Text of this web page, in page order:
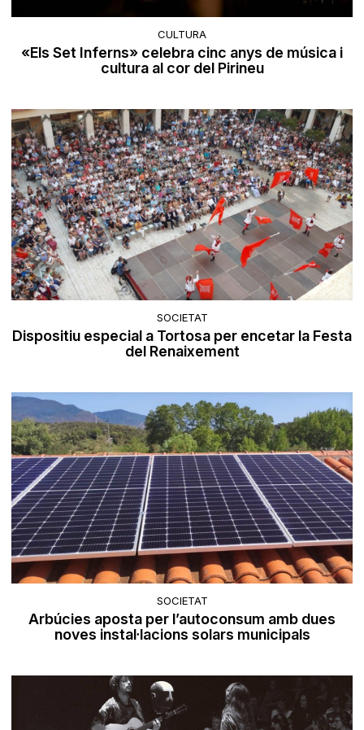
CULTURA
«Els Set Inferns» celebra cinc anys de música i
cultura al cor del Pirineu
SOCIETAT
Dispositiu especial a Tortosa per encetar la Festa
del Renaixement
SOCIETAT
Arbúcies aposta per l’autoconsum amb dues
noves instal·lacions solars municipals